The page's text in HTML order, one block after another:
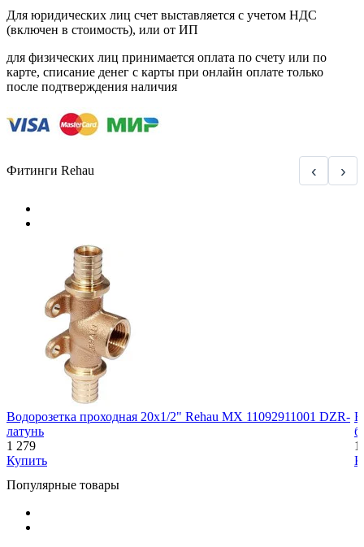
Для юридических лиц счет выставляется с учетом НДС
(включен в стоимость), или от ИП
для физических лиц принимается оплата по счету или по
карте, списание денег с карты при онлайн оплате только
после подтверждения наличия
Фитинги Rehau ‹ ›
Водорозетка проходная 20x1/2" Rehau MX 11092911001 DZR-
латунь
1 279
Купить
1
Популярные товары